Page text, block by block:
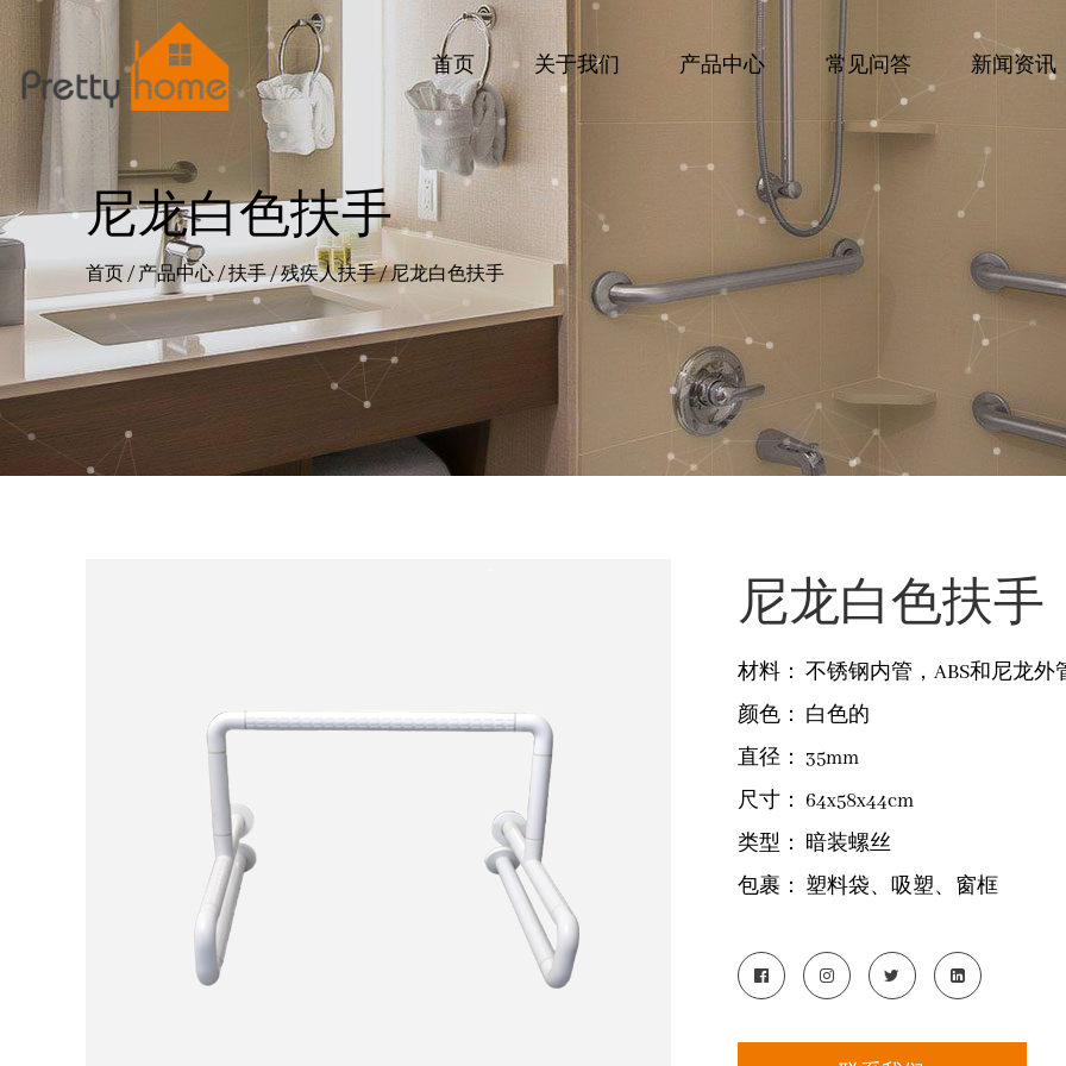
首页 关于我们 产品中心 常见问答 新闻资讯
尼龙白色扶手
首页 / 产品中心 /扶手/残疾人扶手/尼龙白色扶手
尼龙白色扶手
材料： 不锈钢内管，ABS和尼龙外
颜色： 白色的
直径： 35mm
尺寸： 64x58x44cm
类型： 暗装螺丝
包裹： 塑料袋、吸塑、窗框